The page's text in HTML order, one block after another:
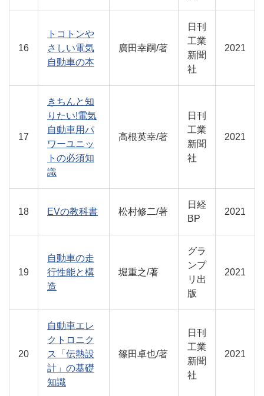
16
トコトンや
さしい電気
自動車の本
廣田幸嗣/著
日刊
工業
新聞
社
2021
17
きちんと知
りたい!電気
自動車用パ
ワーユニッ
トの必須知
識
高根英幸/著
日刊
工業
新聞
社
2021
18 EVの教科書 松村修二/著
日経
BP
2021
19
自動車の走
行性能と構
造
堀重之/著
グラ
ンプ
リ出
版
2021
20
自動車エレ
クトロニク
ス「伝熱設
計」の基礎
知識
篠田卓也/著
日刊
工業
新聞
社
2021